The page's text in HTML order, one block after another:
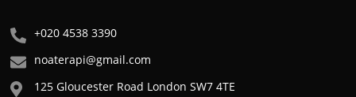
+020 4538 3390
noaterapi@gmail.com
125 Gloucester Road London SW7 4TE